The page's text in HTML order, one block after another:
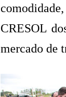
CRESOL
mercado de